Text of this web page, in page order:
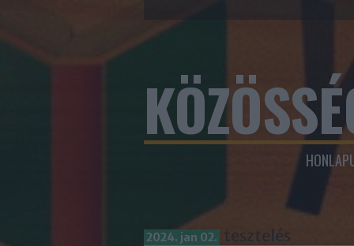
Címkék» tesztelés
2024. jan 02.